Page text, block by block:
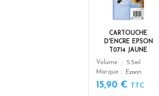
CARTOUCHE
D'ENCRE EPSON
T0714 JAUNE
Color
Volume
5.5ml
Marque
Epson
15,90 € TTC